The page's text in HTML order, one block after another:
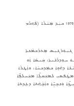
ܦܝܼܫܠܵܗ̇ ܒܢܝܼܬܐ ܟܵܬܸܕܪܵܐܝܼܵܐ ܕܩܲܕܝܼܫܵܐ ܓܝܼܘܲܪܓܝܼܣ ܓܲܘ ܒܲܓ݂ܕܵܕ ܒܫܲܢ݇ܬܐ ܕ1976 ܒܝܲܕ ܡܲܚܵܪܵܐ (ܦܵܗܪܵܡ
ܓܝܼܘܲܪܓܝܼܣ ܡܸܬܪܲܫܡܵܢܬܐ
ܩܲܝܣܵܐ ܐܲܘ
ܕܗܵܘܹܐ ܒܡܲܕܒܚܵܐ: ܘܐܲܛܪܵܐ
ܡܛܲܦܣܝܼ ܠܡܫܲܩܠܹ̈ܐ ܡܫܲܚܠܦܹ̈ܐ
ܘܲܢܒ݂ܝܼܹ̈ܐ ܘܐܲܒ݂ܵܗܵܬܐ ܕܥܹܕܬܐ